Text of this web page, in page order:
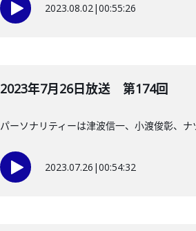
2023.08.02|00:55:26
2023年7月26日放送 第174回
パーソナリティーは津波信一、小渡俊彰、
2023.07.26 |00:54:32